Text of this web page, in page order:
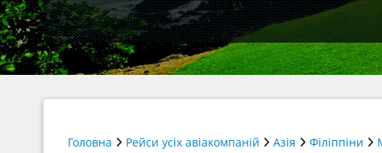
Головна Рейси усіх авіакомпаній Азія Філіппіни